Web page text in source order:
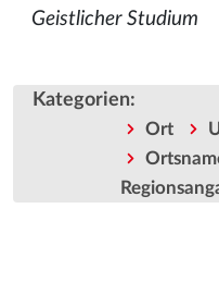
Geistlicher Studium
Kategorien:
Ort